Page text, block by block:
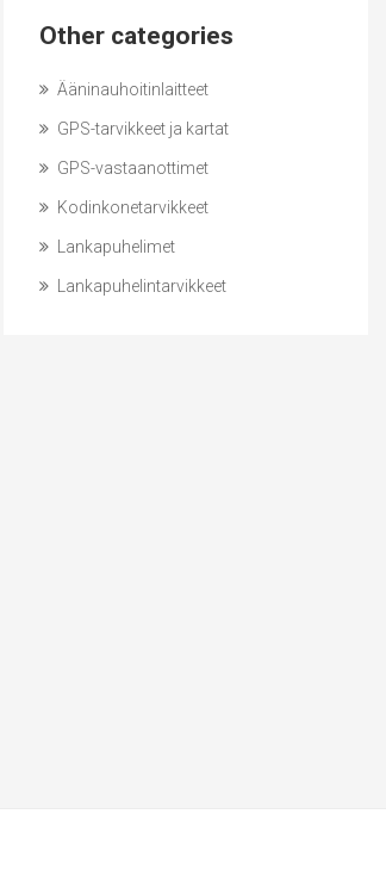
Other categories
Ääninauhoitinlaitteet
GPS-tarvikkeet ja kartat
GPS-vastaanottimet
Kodinkonetarvikkeet
Lankapuhelimet
Lankapuhelintarvikkeet